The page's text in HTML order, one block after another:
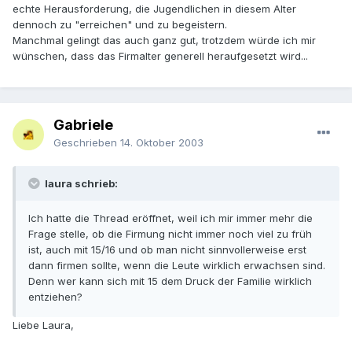
echte Herausforderung, die Jugendlichen in diesem Alter
dennoch zu "erreichen" und zu begeistern.
Manchmal gelingt das auch ganz gut, trotzdem würde ich mir
wünschen, dass das Firmalter generell heraufgesetzt wird...
Gabriele
Geschrieben 14. Oktober 2003
laura schrieb:
Ich hatte die Thread eröffnet, weil ich mir immer mehr die
Frage stelle, ob die Firmung nicht immer noch viel zu früh
ist, auch mit 15/16 und ob man nicht sinnvollerweise erst
dann firmen sollte, wenn die Leute wirklich erwachsen sind.
Denn wer kann sich mit 15 dem Druck der Familie wirklich
entziehen?
Liebe Laura,